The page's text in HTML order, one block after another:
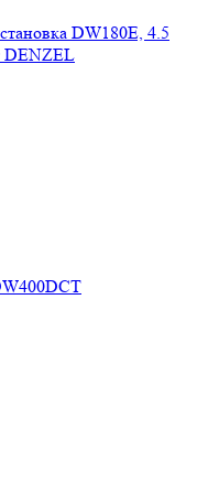
DW180Е, 4.5
DENZEL